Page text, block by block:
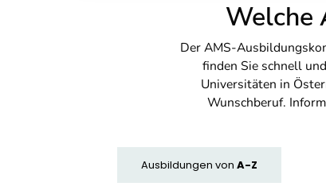
Welche
Der AMS-
finden Sie schnell
Universitäten in
Wunschberuf.
Ausbildungen von A-Z